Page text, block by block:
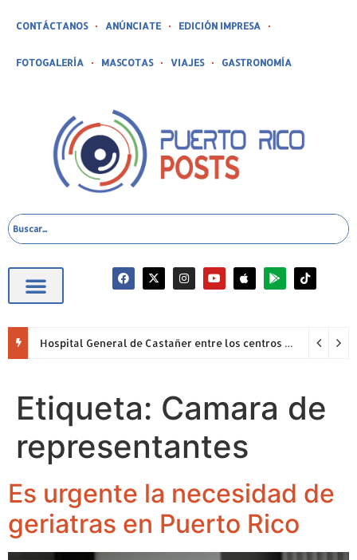
CONTÁCTANOS ANÚNCIATE EDICIÓN IMPRESA
FOTOGALERÍA MASCOTAS VIAJES GASTRONOMÍA
Hospital General de Castañer entre los centros de salud comunitarios con mejor desempeño clínico de Estados Unidos
Etiqueta: Camara de
representantes
Es urgente la necesidad de
geriatras en Puerto Rico